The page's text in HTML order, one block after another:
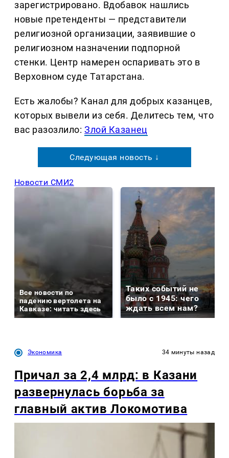
зарегистрировано. Вдобавок нашлись
новые претенденты — представители
религиозной организации, заявившие о
религиозном назначении подпорной
стенки. Центр намерен оспаривать это в
Верховном суде Татарстана.
Есть жалобы? Канал для добрых казанцев,
которых вывели из себя. Делитеcь тем, что
вас разозлило:Злой Казанец
Следующая новость ↓
Новости СМИ2
Все новости по
падению вертолета на
Кавказе: читать здесь
Таких событий не
было с 1945: чего
ждать всем нам?
Экономика 34 минуты назад
Причал за 2,4 млрд: в Казани
развернулась борьба за
главный актив Локомотива